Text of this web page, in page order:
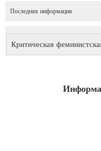
Критическая
Последняя информация